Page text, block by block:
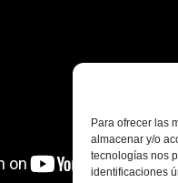
Para ofrecer las
almacenar y/o
tecnologías nos
identificaciones